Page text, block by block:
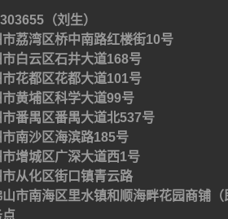
（刘生）
荔湾区桥中南路红楼街10号
白云区石井大道168号
花都区花都大道101号
黄埔区科学大道99号
番禺区番禺大道北537号
南沙区海滨路185号
增城区广深大道西1号
从化区街口镇青云路
市南海区里水镇和顺海畔花园商铺（